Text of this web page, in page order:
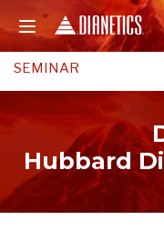
SEMINAR
Hubbard